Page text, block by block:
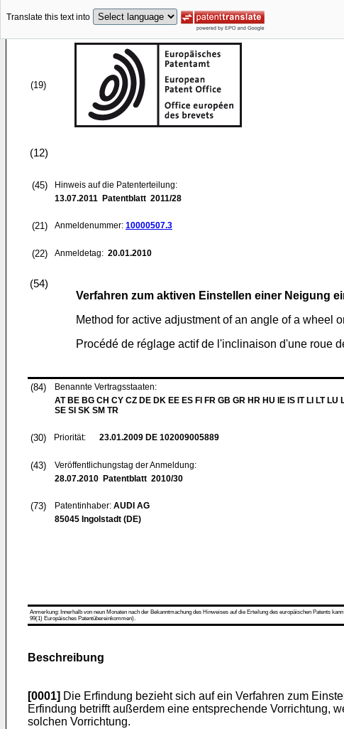
Translate this text into
(19)
(12)
(45)
Hinweis auf die Patenterteilung:
13.07.2011 Patentblatt 2011/28
(21) Anmeldenummer: 10000507.3
(22) Anmeldetag: 20.01.2010
(54)
Verfahren zum aktiven Einstellen einer Neigung
Method for active adjustment of an angle of a wheel
Procédé de réglage actif de l'inclinaison d'une roue
(84)
Benannte Vertragsstaaten:
AT BE BG CH CY CZ DE DK EE ES FI FR GB GR HR HU IE IS IT LI LT LU
SE SI SK SM TR
(30) Priorität: 23.01.2009 DE 102009005889
(43)
Veröffentlichungstag der Anmeldung:
28.07.2010 Patentblatt 2010/30
(73) Patentinhaber: AUDI AG
85045 Ingolstadt (DE)
Anmerkung: Innerhalb von neun Monaten nach der Bekanntmachung des Hinweises auf die Erteilung des europäischen Patents
99(1) Europäisches Patentübereinkommen).
Beschreibung
[0001] Die Erfindung bezieht sich auf ein Verfahren zum
Erfindung betrifft außerdem eine entsprechende Vorrichtung,
solchen Vorrichtung.